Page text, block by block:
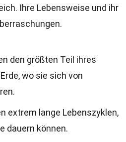
Ihre Lebensweise und ihr
den größten Teil ihres
wo sie sich von
extrem lange Lebenszyklen,
dauern können.